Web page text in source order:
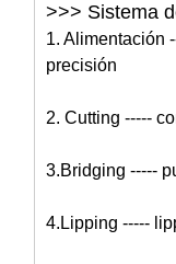
>>> Sistema
1. Alimentación
precisión
2. Cutting -----
3.Bridging -----
4.Lipping -----